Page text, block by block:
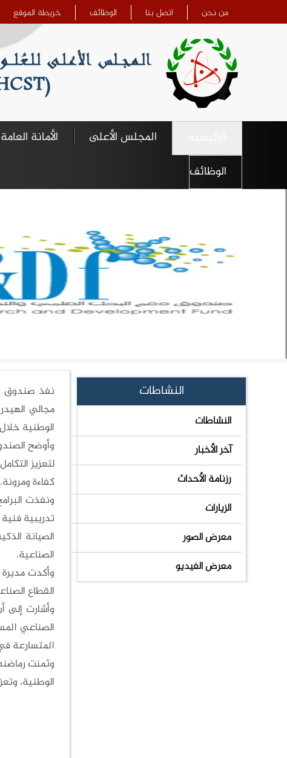
من نحن اتصل بنا الوظائف خريطة الموقع
المجلس الأعلى الأمانة العامة
الوظائف
النشاطات
النشاطات
آخر الأخبار
رزنامة الأحداث
الزيارات
معرض الصور
معرض الفيديو
نفذ صندوق
مجالي
الوطنية خلال
وأوضح
لتعزيز
كفاءة ومرونة.
تدريبية
الصيانة
الصناعية.
وأكدت
القطاع
وأشارت إلى
الصناعي
المتسارعة
وثمنت
الوطنية،